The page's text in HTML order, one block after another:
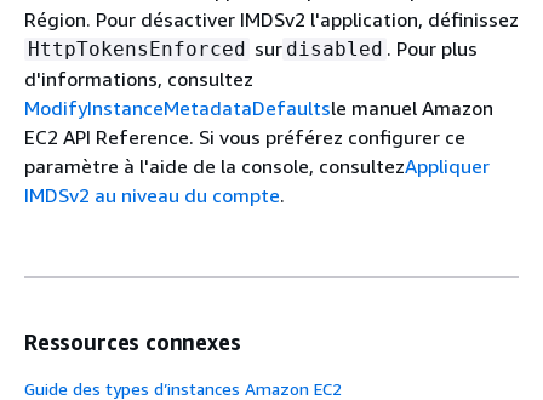
Région. Pour désactiver IMDSv2 l'application, définissez
HttpTokensEnforced sur disabled . Pour plus
d'informations, consultez
ModifyInstanceMetadataDefaultsle manuel Amazon
EC2 API Reference. Si vous préférez configurer ce
paramètre à l'aide de la console, consultezAppliquer
IMDSv2 au niveau du compte.
Ressources connexes
Guide des types d’instances Amazon EC2